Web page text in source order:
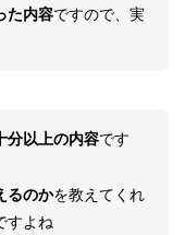
た内容ですので、実
分以上の内容です
るのかを教えてくれ
すよね